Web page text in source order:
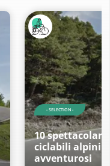
- SELECTION -
10 spettacolari
ciclabili alpini
avventurosi